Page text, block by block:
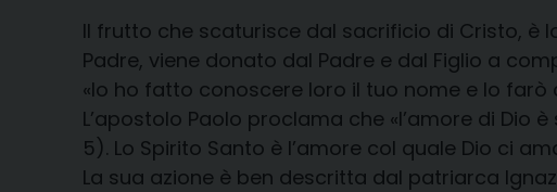
Il frutto che scaturisce dal sacrificio di Cristo, è
Padre, viene donato dal Padre e dal Figlio a
«Io ho fatto conoscere loro il tuo nome e lo farò
L’apostolo Paolo proclama che «l’amore di
5). Lo Spirito Santo è l’amore col quale Dio ci
La sua azione è ben descritta dal patriarca